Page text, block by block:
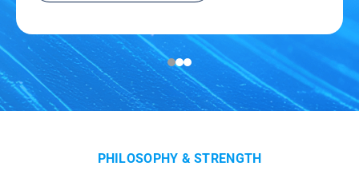
PHILOSOPHY & STRENGTH